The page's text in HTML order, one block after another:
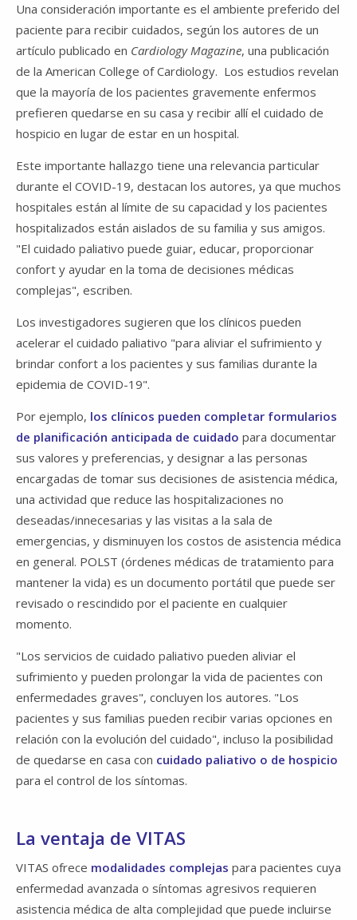
Una consideración importante es el ambiente preferido del
paciente para recibir cuidados, según los autores de un
artículo publicado en Cardiology Magazine, una publicación
de la American College of Cardiology. Los estudios revelan
que la mayoría de los pacientes gravemente enfermos
prefieren quedarse en su casa y recibir allí el cuidado de
hospicio en lugar de estar en un hospital.
Este importante hallazgo tiene una relevancia particular
durante el COVID-19, destacan los autores, ya que muchos
hospitales están al límite de su capacidad y los pacientes
hospitalizados están aislados de su familia y sus amigos.
"El cuidado paliativo puede guiar, educar, proporcionar
confort y ayudar en la toma de decisiones médicas
complejas", escriben.
Los investigadores sugieren que los clínicos pueden
acelerar el cuidado paliativo "para aliviar el sufrimiento y
brindar confort a los pacientes y sus familias durante la
epidemia de COVID-19".
Por ejemplo, los clínicos pueden completar formularios
de planificación anticipada de cuidado para documentar
sus valores y preferencias, y designar a las personas
encargadas de tomar sus decisiones de asistencia médica,
una actividad que reduce las hospitalizaciones no
deseadas/innecesarias y las visitas a la sala de
emergencias, y disminuyen los costos de asistencia médica
en general. POLST (órdenes médicas de tratamiento para
mantener la vida) es un documento portátil que puede ser
revisado o rescindido por el paciente en cualquier
momento.
"Los servicios de cuidado paliativo pueden aliviar el
sufrimiento y pueden prolongar la vida de pacientes con
enfermedades graves", concluyen los autores. "Los
pacientes y sus familias pueden recibir varias opciones en
relación con la evolución del cuidado", incluso la posibilidad
de quedarse en casa con cuidado paliativo o de hospicio
para el control de los síntomas.
La ventaja de VITAS
VITAS ofrece modalidades complejas para pacientes cuya
enfermedad avanzada o síntomas agresivos requieren
asistencia médica de alta complejidad que puede incluirse